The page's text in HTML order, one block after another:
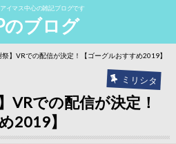
イマス中心の雑記ブログです
のブログ
祭】VRでの配信が決定！【ゴーグルおすすめ2019】
ミリシタ
VRでの配信が決定！
2019】